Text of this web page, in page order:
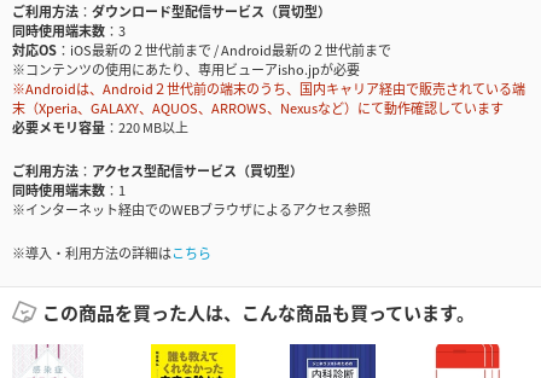
ご利用方法
ダウンロード型配信サービス（買切型）
同時使用端末数
3
対応OS
iOS最新の２世代前まで / Android最新の２世代前まで
※コンテンツの使用にあたり、専用ビューアisho.jpが必要
※Androidは、Android２世代前の端末のうち、国内キャリア経由で販売されている端
末（Xperia、GALAXY、AQUOS、ARROWS、Nexusなど）にて動作確認しています
必要メモリ容量
220 MB以上
ご利用方法
アクセス型配信サービス（買切型）
同時使用端末数
1
※インターネット経由でのWEBブラウザによるアクセス参照
※導入・利用方法の詳細はこちら
この商品を買った人は、こんな商品も買っています。